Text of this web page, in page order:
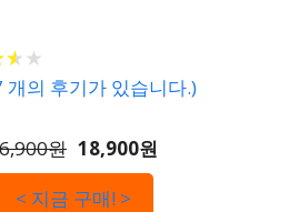
★ ★
★ ★
개의 후기가 있습니다.)
원 18,900원
< 지금 구매! >